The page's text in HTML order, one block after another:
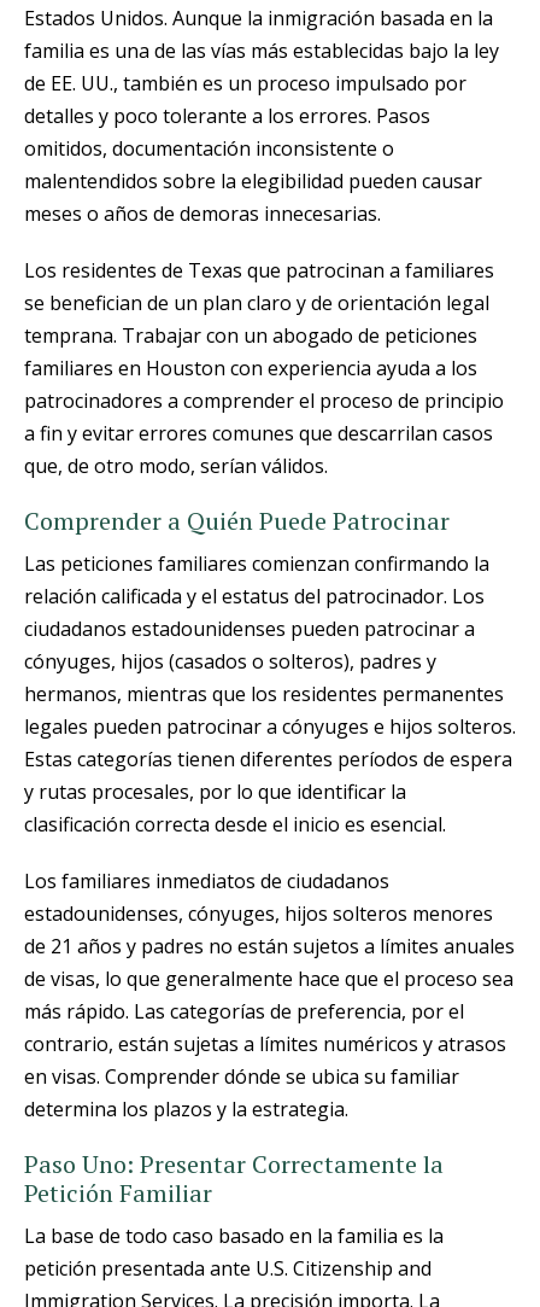
Estados Unidos. Aunque la inmigración basada en la
familia es una de las vías más establecidas bajo la ley
de EE. UU., también es un proceso impulsado por
detalles y poco tolerante a los errores. Pasos
omitidos, documentación inconsistente o
malentendidos sobre la elegibilidad pueden causar
meses o años de demoras innecesarias.
Los residentes de Texas que patrocinan a familiares
se benefician de un plan claro y de orientación legal
temprana. Trabajar con un abogado de peticiones
familiares en Houston con experiencia ayuda a los
patrocinadores a comprender el proceso de principio
a fin y evitar errores comunes que descarrilan casos
que, de otro modo, serían válidos.
Comprender a Quién Puede Patrocinar
Las peticiones familiares comienzan confirmando la
relación calificada y el estatus del patrocinador. Los
ciudadanos estadounidenses pueden patrocinar a
cónyuges, hijos (casados o solteros), padres y
hermanos, mientras que los residentes permanentes
legales pueden patrocinar a cónyuges e hijos solteros.
Estas categorías tienen diferentes períodos de espera
y rutas procesales, por lo que identificar la
clasificación correcta desde el inicio es esencial.
Los familiares inmediatos de ciudadanos
estadounidenses, cónyuges, hijos solteros menores
de 21 años y padres no están sujetos a límites anuales
de visas, lo que generalmente hace que el proceso sea
más rápido. Las categorías de preferencia, por el
contrario, están sujetas a límites numéricos y atrasos
en visas. Comprender dónde se ubica su familiar
determina los plazos y la estrategia.
Paso Uno: Presentar Correctamente la
Petición Familiar
La base de todo caso basado en la familia es la
petición presentada ante U.S. Citizenship and
Immigration Services. La precisión importa. La